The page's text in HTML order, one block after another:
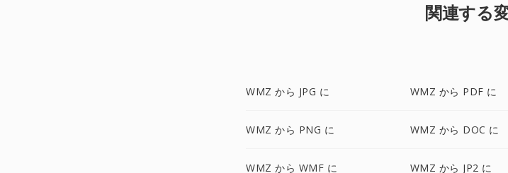
関連する
WMZ から JPG に WMZ から PDF に
WMZ から PNG に WMZ から DOC に
WMZ から WMF に WMZ から JP2 に